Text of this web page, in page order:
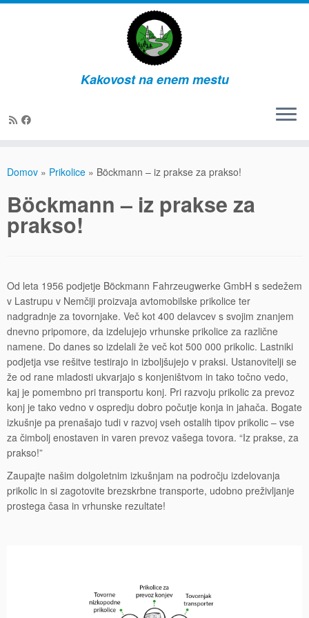
Kakovost na enem mestu
Domov » Prikolice » Böckmann – iz prakse za prakso!
Böckmann – iz prakse za
prakso!
Od leta 1956 podjetje Böckmann Fahrzeugwerke GmbH s sedežem
v Lastrupu v Nemčiji proizvaja avtomobilske prikolice ter
nadgradnje za tovornjake. Več kot 400 delavcev s svojim znanjem
dnevno pripomore, da izdelujejo vrhunske prikolice za različne
namene. Do danes so izdelali že več kot 500 000 prikolic. Lastniki
podjetja vse rešitve testirajo in izboljšujejo v praksi. Ustanovitelji se
že od rane mladosti ukvarjajo s konjeništvom in tako točno vedo,
kaj je pomembno pri transportu konj. Pri razvoju prikolic za prevoz
konj je tako vedno v ospredju dobro počutje konja in jahača. Bogate
izkušnje pa prenašajo tudi v razvoj vseh ostalih tipov prikolic – vse
za čimbolj enostaven in varen prevoz vašega tovora. “Iz prakse, za
prakso!”
Zaupajte našim dolgoletnim izkušnjam na področju izdelovanja
prikolic in si zagotovite brezskrbne transporte, udobno preživljanje
prostega časa in vrhunske rezultate!